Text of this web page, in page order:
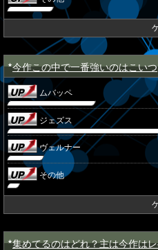
★今作この中で一番強いのはこいつ
ムバッペ
ジェズス
ヴェルナー
その他
★集めてるのはどれ？主は今作は